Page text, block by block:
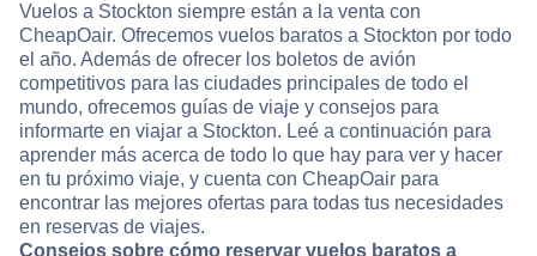
Vuelos a Stockton siempre están a la venta con
CheapOair. Ofrecemos vuelos baratos a Stockton por todo
el año. Además de ofrecer los boletos de avión
competitivos para las ciudades principales de todo el
mundo, ofrecemos guías de viaje y consejos para
informarte en viajar a Stockton. Leé a continuación para
aprender más acerca de todo lo que hay para ver y hacer
en tu próximo viaje, y cuenta con CheapOair para
encontrar las mejores ofertas para todas tus necesidades
en reservas de viajes.
Consejos sobre cómo reservar vuelos baratos a